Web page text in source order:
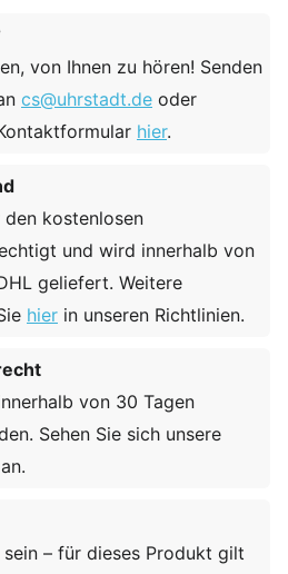
von Ihnen zu hören! Senden
cs@uhrstadt.de oder
hier.
kostenlosen
und wird innerhalb von
geliefert. Weitere
hier in unseren Richtlinien.
von 30 Tagen
Sehen Sie sich unsere
an.
– für dieses Produkt gilt